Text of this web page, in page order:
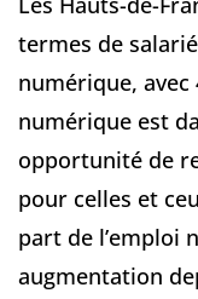
termes de
numérique, avec
numérique est
opportunité de
pour celles et
part de l’emploi
augmentation